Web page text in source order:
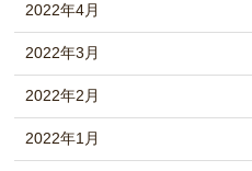
2022年4月
2022年3月
2022年2月
2022年1月